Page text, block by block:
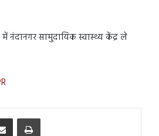
सामुदायिक स्वास्थ्य केंद्र ले
Share via Email Print